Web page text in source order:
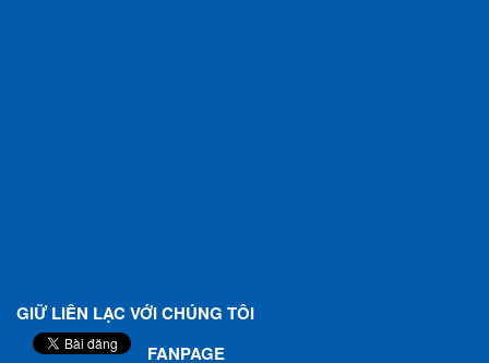
GIỮ LIÊN LẠC VỚI CHÚNG TÔI
FANPAGE